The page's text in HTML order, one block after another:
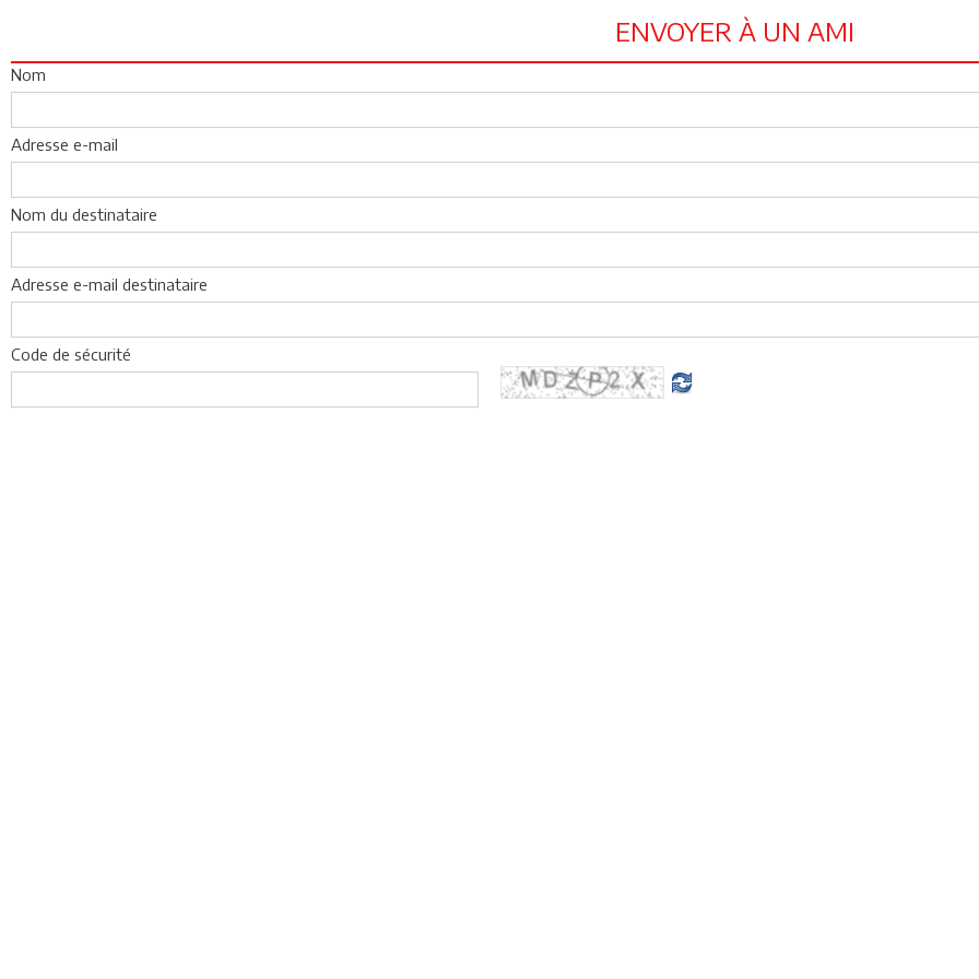
ENVOYER À UN AMI
Nom
Adresse e-mail
Nom du destinataire
Adresse e-mail destinataire
Code de sécurité